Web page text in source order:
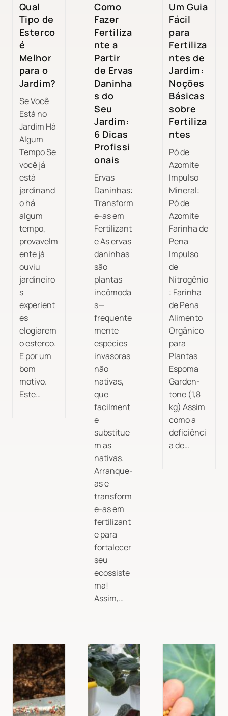
Qual
Tipo de
Esterco
é
Melhor
para o
Jardim?
Se Você
Está no
Jardim Há
Algum
Tempo Se
você já
está
jardinand
o há
algum
tempo,
provavelm
ente já
ouviu
jardineiro
s
experient
es
elogiarem
o esterco.
E por um
bom
motivo.
Este…
Como
Fazer
Fertiliza
nte a
Partir
de Ervas
Daninha
s do
Seu
Jardim:
6 Dicas
Profissi
onais
Ervas
Daninhas:
Transform
e-as em
Fertilizant
e As ervas
daninhas
são
plantas
incômoda
s—
frequente
mente
espécies
invasoras
não
nativas,
que
facilment
e
substitue
m as
nativas.
Arranque-
as e
transform
e-as em
fertilizant
e para
fortalecer
seu
ecossiste
ma!
Assim,…
Um Guia
Fácil
para
Fertiliza
ntes de
Jardim:
Noções
Básicas
sobre
Fertiliza
ntes
Pó de
Azomite
Impulso
Mineral:
Pó de
Azomite
Farinha de
Pena
Impulso
de
Nitrogênio
: Farinha
de Pena
Alimento
Orgânico
para
Plantas
Espoma
Garden-
tone (1,8
kg) Assim
como a
deficiênci
a de…